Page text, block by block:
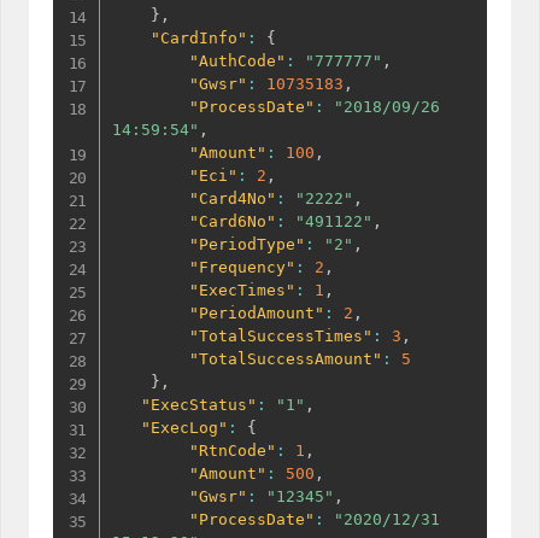
} ,
"CardInfo" :
{
"AuthCode" : "777777" ,
"Gwsr" : 10735183 ,
"ProcessDate" :
"2018/09/26
14:59:54" ,
"Amount" : 100 ,
"Eci" : 2 ,
"Card4No" : "2222" ,
"Card6No" : "491122" ,
"PeriodType" : "2" ,
"Frequency" : 2 ,
"ExecTimes" : 1 ,
"PeriodAmount" : 2 ,
"TotalSuccessTimes" : 3 ,
"TotalSuccessAmount" :
5
} ,
"ExecStatus" : "1" ,
"ExecLog" :
{
"RtnCode" : 1 ,
"Amount" : 500 ,
"Gwsr" : "12345" ,
"ProcessDate" :
"2020/12/31